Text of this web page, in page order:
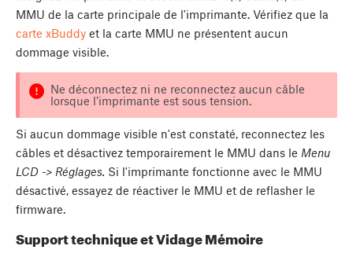
MMU de la carte principale de l'imprimante. Vérifiez que la
carte xBuddy et la carte MMU ne présentent aucun
dommage visible.
Ne déconnectez ni ne reconnectez aucun câble
lorsque l’imprimante est sous tension.
Si aucun dommage visible n'est constaté, reconnectez les
câbles et désactivez temporairement le MMU dans le Menu
LCD -> Réglages. Si l'imprimante fonctionne avec le MMU
désactivé, essayez de réactiver le MMU et de reflasher le
firmware.
Support technique et Vidage Mémoire